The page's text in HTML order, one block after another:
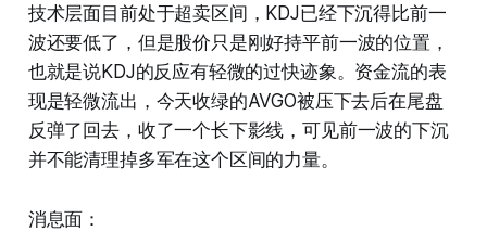
技术层面目前处于超卖区间，KDJ已经下沉得比前一
波还要低了，但是股价只是刚好持平前一波的位置，
也就是说KDJ的反应有轻微的过快迹象。资金流的表
现是轻微流出，今天收绿的AVGO被压下去后在尾盘
反弹了回去，收了一个长下影线，可见前一波的下沉
并不能清理掉多军在这个区间的力量。
消息面：